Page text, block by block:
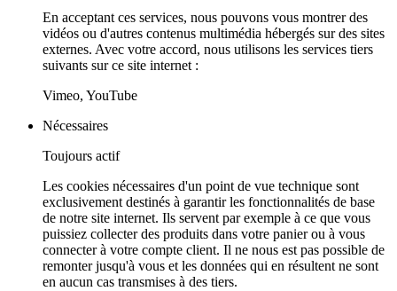
En acceptant ces services, nous pouvons vous montrer des
vidéos ou d'autres contenus multimédia hébergés sur des sites
externes. Avec votre accord, nous utilisons les services tiers
suivants sur ce site internet :
Vimeo, YouTube
Nécessaires
Toujours actif
Les cookies nécessaires d'un point de vue technique sont
exclusivement destinés à garantir les fonctionnalités de base
de notre site internet. Ils servent par exemple à ce que vous
puissiez collecter des produits dans votre panier ou à vous
connecter à votre compte client. Il ne nous est pas possible de
remonter jusqu'à vous et les données qui en résultent ne sont
en aucun cas transmises à des tiers.